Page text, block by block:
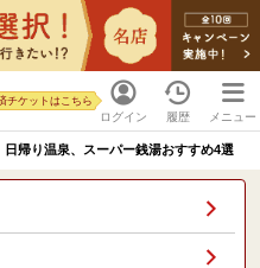
ログイン
チケットはこちら
履歴 メニュー
帰り温泉、スーパー銭湯おすすめ4選